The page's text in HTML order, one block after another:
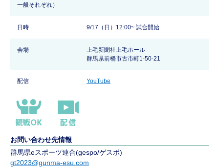
一般それぞれ）
日時 9/17（日）12:00~ 試合開始
会場
上毛新聞社上毛ホール
群馬県前橋市古市町1-50-21
配信 YouTube
お問い合わせ先情報
群馬県eスポーツ連合(gespo/ゲスポ)
gt2023@gunma-esu.com